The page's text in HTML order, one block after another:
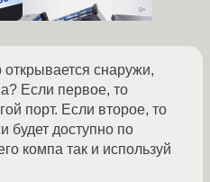
снаружи,
Если первое, то
порт. Если второе, то
будет доступно по
компа так и используй